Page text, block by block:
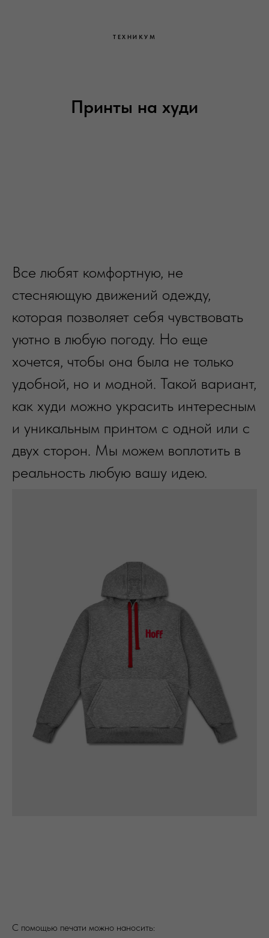
ТЕХНИКУМ
Принты на худи
Все любят комфортную, не
стесняющую движений одежду,
которая позволяет себя чувствовать
уютно в любую погоду. Но еще
хочется, чтобы она была не только
удобной, но и модной. Такой вариант,
как худи можно украсить интересным
и уникальным принтом с одной или с
двух сторон. Мы можем воплотить в
реальность любую вашу идею.
С помощью печати можно наносить: